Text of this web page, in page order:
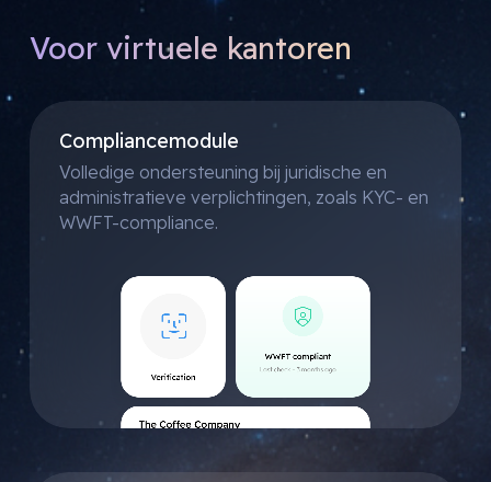
Voor virtuele kantoren
Compliancemodule
Volledige ondersteuning bij juridische en
administratieve verplichtingen, zoals KYC- en
WWFT-compliance.